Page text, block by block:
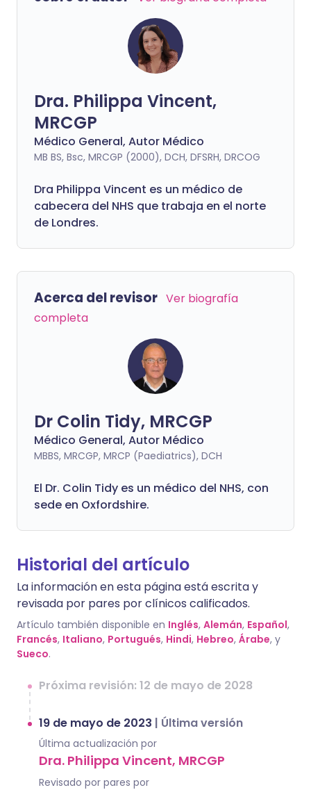
Dra. Philippa Vincent,
MRCGP
Médico General, Autor Médico
MB BS, Bsc, MRCGP (2000), DCH, DFSRH, DRCOG
Dra Philippa Vincent es un médico de
cabecera del NHS que trabaja en el norte
de Londres.
Acerca del revisor Ver biografía
completa
Dr Colin Tidy, MRCGP
Médico General, Autor Médico
MBBS, MRCGP, MRCP (Paediatrics), DCH
El Dr. Colin Tidy es un médico del NHS, con
sede en Oxfordshire.
Historial del artículo
La información en esta página está escrita y
revisada por pares por clínicos calificados.
Artículo también disponible en Inglés, Alemán, Español,
Francés, Italiano, Portugués, Hindi, Hebreo, Árabe, y
Sueco.
Próxima revisión: 12 de mayo de 2028
19 de mayo de 2023 | Última versión
Última actualización por
Dra. Philippa Vincent, MRCGP
Revisado por pares por